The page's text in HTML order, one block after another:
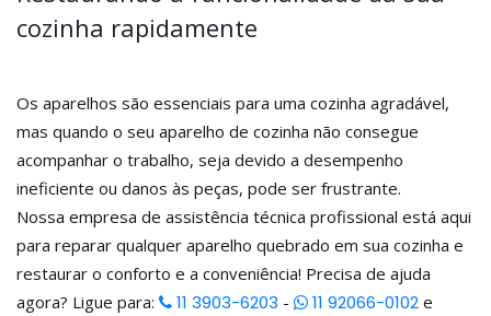
cozinha rapidamente
Os aparelhos são essenciais para uma cozinha agradável,
mas quando o seu aparelho de cozinha não consegue
acompanhar o trabalho, seja devido a desempenho
ineficiente ou danos às peças, pode ser frustrante.
Nossa empresa de assistência técnica profissional está aqui
para reparar qualquer aparelho quebrado em sua cozinha e
restaurar o conforto e a conveniência! Precisa de ajuda
agora? Ligue para:
11 3903-6203 - 11 92066-0102 e